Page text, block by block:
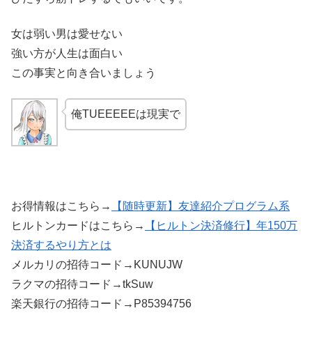
女は弱い男は愛せない
強い方が人生は面白い
この事実と向き合いましょう
俺TUEEEEEは現実で
お得情報はこちら→
【随時更新】友達紹介プログラム系
ヒルトンカードはこちら→
【ヒルトン決済修行】年150万
決済するやり方とは
メルカリの招待コード→KUNUJW
ラクマの招待コード→tkSuw
楽天銀行の招待コード→P85394756